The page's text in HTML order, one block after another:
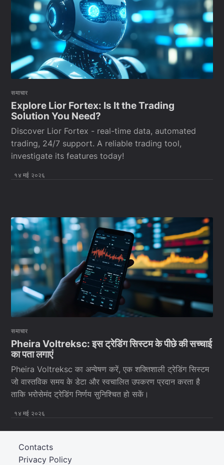
समाचार
Explore Lior Fortex: Is It the Trading
Solution You Need?
Discover Lior Fortex - real-time data, automated
trading, 24/7 support. A reliable trading tool,
investigate its features today!
१४ मई २०२६
समाचार
Pheira Voltreksc: इस ट्रेडिंग सिस्टम के पीछे की सच्चाई
का पता लगाएं
Pheira Voltreksc का अन्वेषण करें, एक शक्तिशाली ट्रेडिंग सिस्टम
जो वास्तविक समय के डेटा और स्वचालित उपकरण प्रदान करता है
ताकि भरोसेमंद ट्रेडिंग निर्णय सुनिश्चित हो सकें।
१४ मई २०२६
Privacy Policy
Contacts